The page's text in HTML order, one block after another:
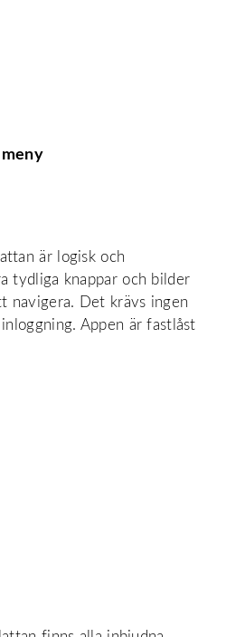
är logisk och
tydliga knappar och bilder
navigera. Det krävs ingen
Appen är fastlåst